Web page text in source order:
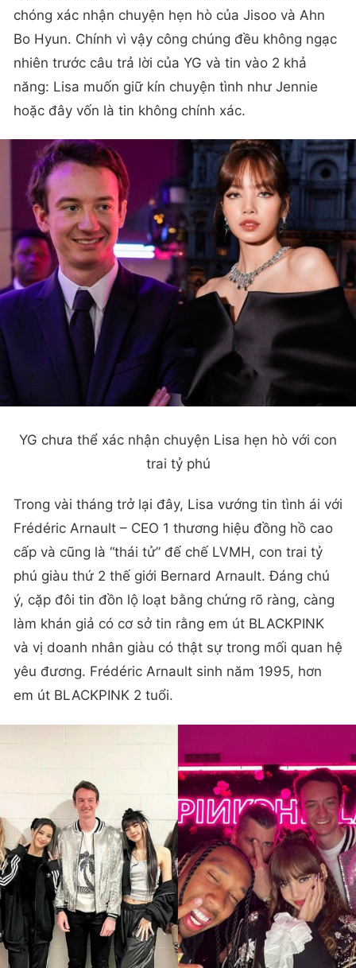
chóng xác nhận chuyện hẹn hò của Jisoo và Ahn
Bo Hyun. Chính vì vậy công chúng đều không ngạc
nhiên trước câu trả lời của YG và tin vào 2 khả
năng: Lisa muốn giữ kín chuyện tình như Jennie
hoặc đây vốn là tin không chính xác.
YG chưa thể xác nhận chuyện Lisa hẹn hò với con
trai tỷ phú
Trong vài tháng trở lại đây, Lisa vướng tin tình ái với
Frédéric Arnault – CEO 1 thương hiệu đồng hồ cao
cấp và cũng là “thái tử” đế chế LVMH, con trai tỷ
phú giàu thứ 2 thế giới Bernard Arnault. Đáng chú
ý, cặp đôi tin đồn lộ loạt bằng chứng rõ ràng, càng
làm khán giả có cơ sở tin rằng em út BLACKPINK
và vị doanh nhân giàu có thật sự trong mối quan hệ
yêu đương. Frédéric Arnault sinh năm 1995, hơn
em út BLACKPINK 2 tuổi.